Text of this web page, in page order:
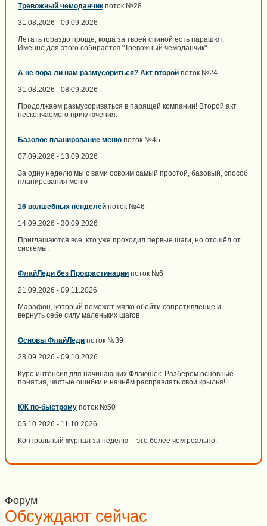
Тревожный чемоданчик поток №28
31.08.2026 - 09.09.2026
Летать гораздо проще, когда за твоей спиной есть парашют.
Именно для этого собирается "Тревожный чемоданчик".
А не пора ли нам размусориться? Акт второй поток №24
31.08.2026 - 08.09.2026
Продолжаем размусориваться в парящей компании! Второй акт
нескончаемого приключения.
Базовое планирование меню поток №45
07.09.2026 - 13.09.2026
За одну неделю мы с вами освоим самый простой, базовый, способ
планирования меню
16 волшебных пенделей поток №46
14.09.2026 - 30.09.2026
Приглашаются все, кто уже проходил первые шаги, но отошёл от
системы.
ФлайЛеди без Прокрастинации поток №6
21.09.2026 - 09.11.2026
Марафон, который поможет мягко обойти сопротивление и
вернуть себе силу маленьких шагов
Основы ФлайЛеди поток №39
28.09.2026 - 09.10.2026
Курс-интенсив для начинающих Флаюшек. Разберём основные
понятия, частые ошибки и начнём расправлять свои крылья!
КЖ по-быстрому поток №50
05.10.2026 - 11.10.2026
Контрольный журнал за неделю -- это более чем реально.
Форум
Обсуждают сейчас